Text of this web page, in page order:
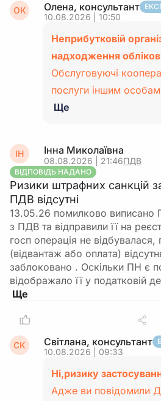
ОК Олена, консультант
10.08.2026 | 10:50
Неприбутковій
надходження
Обслуговуючі
послуги іншим
Ще
ІН Інна Миколаївна
08.08.2026 | 21:46ПДВ
ВІДПОВІДЬ НАДАНО
Ризики штрафних санкцій
ПДВ відсутні
13.05.26 помилково
з ПДВ та відправили її на
госп операція не відбувалася,
(відвантаж або оплата)
заблоковано . Оскільки ПН є
відображало її у податковій
СК Світлана, консультант
10.08.2026 | 09:33
Ні,ризику
Адже ви повідомили